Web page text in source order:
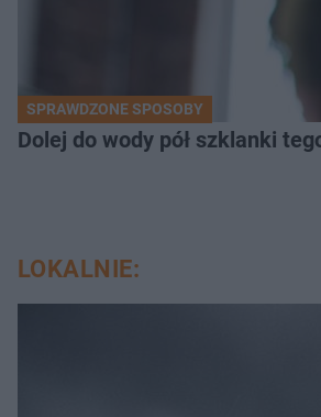
SPRAWDZONE SPOSOBY
Dolej do wody pół szklanki
LOKALNIE: